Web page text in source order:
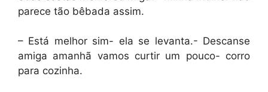
parece tão bêbada assim.
– Está melhor sim- ela se levanta.- Descanse
amiga amanhã vamos curtir um pouco- corro
para cozinha.